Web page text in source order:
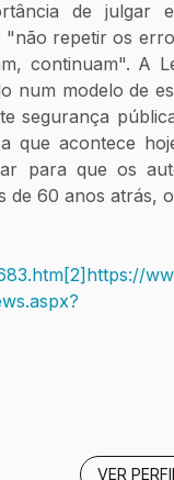
de julgar
"não repetir os
continuam". A
num modelo de
segurança
que acontece
para que os
de 60 anos atrás,
[2] https://
VER